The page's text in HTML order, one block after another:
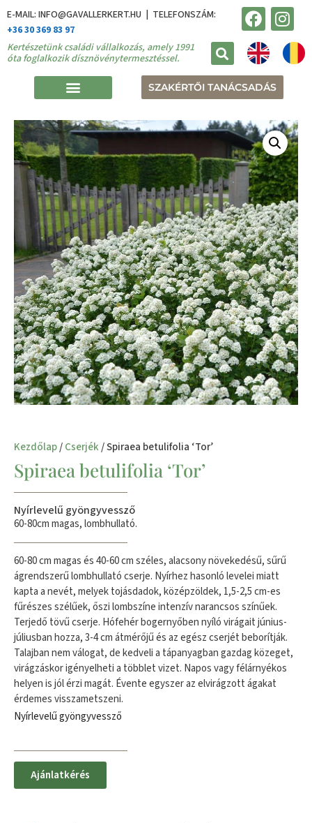
E-MAIL: INFO@GAVALLERKERT.HU | TELEFONSZÁM:
+36 30 369 83 97
Kertészetünk családi vállalkozás, amely 1991
óta foglalkozik dísznövénytermesztéssel.
SZAKÉRTŐI TANÁCSADÁS
Kezdőlap/Cserjék/ Spiraea betulifolia ‘Tor’
Spiraea betulifolia ‘Tor’
Nyírlevelű gyöngyvessző
60-80cm magas, lombhullató.
60-80 cm magas és 40-60 cm széles, alacsony növekedésű, sűrű
ágrendszerű lombhullató cserje. Nyírhez hasonló levelei miatt
kapta a nevét, melyek tojásdadok, középzöldek, 1,5-2,5 cm-es
fűrészes szélűek, őszi lombszíne intenzív narancsos színűek.
Terjedő tövű cserje. Hófehér bogernyőben nyíló virágait június-
júliusban hozza, 3-4 cm átmérőjű és az egész cserjét beborítják.
Talajban nem válogat, de kedveli a tápanyagban gazdag közeget,
virágzáskor igényelheti a többlet vizet. Napos vagy félárnyékos
helyen is jól érzi magát. Évente egyszer az elvirágzott ágakat
érdemes visszametszeni.
Nyírlevelű gyöngyvessző
Ajánlatkérés